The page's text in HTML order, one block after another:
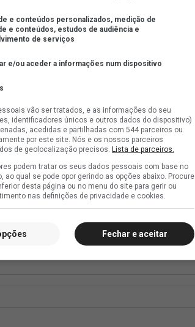
e conteúdos personalizados, medição de
e conteúdos, estudos de audiência e
de serviços
e/ou aceder a informações num dispositivo
vão ser tratados, e as informações do seu
identificadores únicos e outros dados do dispositivo)
acedidas e partilhadas com 544 parceiros ou
por este site. Nós e os nossos parceiros
de geolocalização precisos. Lista de parceiros.
podem tratar os seus dados pessoais com base no
ao qual se pode opor gerindo as opções abaixo. Procure
desta página ou no menu do site para gerir ou
nas definições de privacidade e cookies.
Fechar e aceitar